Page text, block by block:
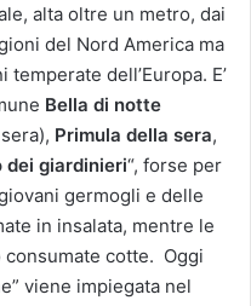
alta oltre un metro, dai
del Nord America ma
dell’Europa. E’
Bella di notte
Primula della sera,
dei giardinieri“, forse per
germogli e delle
in insalata, mentre le
cotte. Oggi
viene impiegata nel